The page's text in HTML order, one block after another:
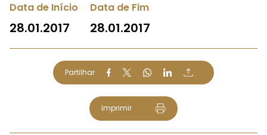
Data de Início
28.01.2017
Data de Fim
28.01.2017
Partilhar
Imprimir